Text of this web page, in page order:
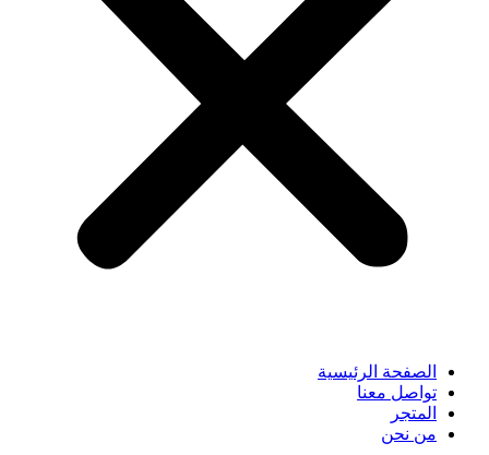
الصفحة الرئيسية
تواصل معنا
المتجر
من نحن